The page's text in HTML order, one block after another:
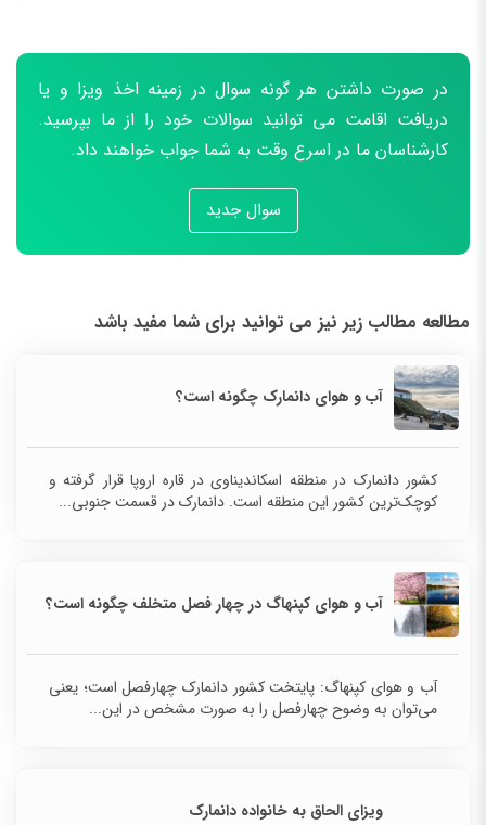
در صورت داشتن هر گونه سوال در زمینه اخذ ویزا و یا
دریافت اقامت می توانید سوالات خود را از ما بپرسید.
کارشناسان ما در اسرع وقت به شما جواب خواهند داد.
سوال جدید
مطالعه مطالب زیر نیز می توانید برای شما مفید باشد
آب و هوای دانمارک چگونه است؟
کشور دانمارک در منطقه اسکاندیناوی در قاره اروپا قرار گرفته و
کوچک‌ترین کشور این منطقه است. دانمارک در قسمت جنوبی...
آب و هوای کپنهاگ در چهار فصل متخلف چگونه است؟
آب‌ و هوای کپنهاگ: پایتخت کشور دانمارک چهارفصل است؛ یعنی
می‌توان به وضوح چهارفصل را به صورت مشخص در این...
ویزای الحاق به خانواده دانمارک